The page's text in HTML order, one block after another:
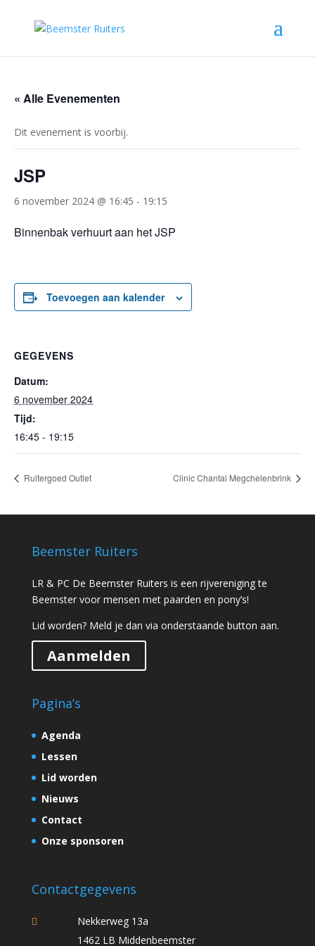
« Alle Evenementen
Dit evenement is voorbij.
JSP
6 november 2024 @ 16:45 - 19:15
Binnenbak verhuurt aan het JSP
Toevoegen aan kalender
GEGEVENS
Datum:
6 november 2024
Tijd:
16:45 - 19:15
Ruitergoed Outlet Clinic Chantal Megchelenbrink
Beemster Ruiters
LR & PC De Beemster Ruiters is een rijvereniging te
Beemster voor mensen met paarden en pony’s!
Lid worden? Meld je dan via onderstaande button aan.
Aanmelden
Pagina’s
Agenda
Lessen
Lid worden
Nieuws
Contact
Onze sponsoren
Contactgegevens
Nekkerweg 13a
1462 LB Middenbeemster